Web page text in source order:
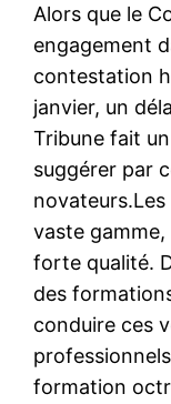
Alors que le
engagement
contestation
janvier, un
Tribune fait
suggérer par
vaste
forte qualité.
des
conduire ces
formation